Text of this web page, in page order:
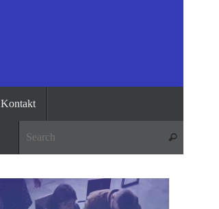
Kontakt
Search